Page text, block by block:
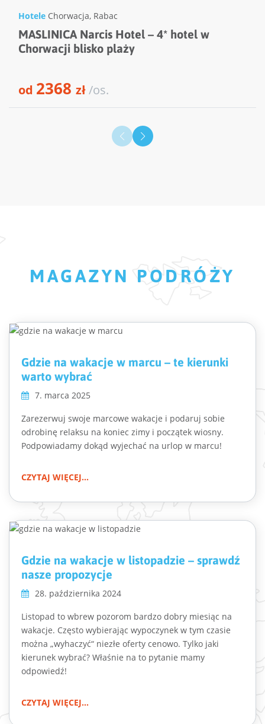
Hotele Chorwacja, Rabac
MASLINICA Narcis Hotel – 4* hotel w
Chorwacji blisko plaży
od 2368 zł/os.
MAGAZYN PODRÓŻY
Gdzie na wakacje w marcu – te kierunki
warto wybrać
7. marca 2025
Zarezerwuj swoje marcowe wakacje i podaruj sobie
odrobinę relaksu na koniec zimy i początek wiosny.
Podpowiadamy dokąd wyjechać na urlop w marcu!
CZYTAJ WIĘCEJ...
Gdzie na wakacje w listopadzie – sprawdź
nasze propozycje
28. października 2024
Listopad to wbrew pozorom bardzo dobry miesiąc na
wakacje. Często wybierając wypoczynek w tym czasie
można „wyhaczyć“ niezłe oferty cenowo. Tylko jaki
kierunek wybrać? Właśnie na to pytanie mamy
odpowiedź!
CZYTAJ WIĘCEJ...